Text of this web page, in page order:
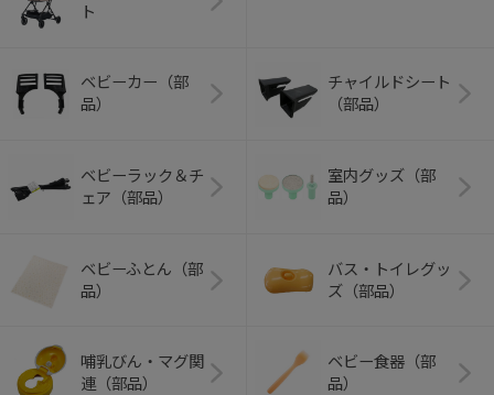
ト
ベビーカー（部
品）
チャイルドシート
（部品）
ベビーラック＆チ
ェア（部品）
室内グッズ（部
品）
ベビーふとん（部
品）
バス・トイレグッ
ズ（部品）
哺乳びん・マグ関
連（部品）
ベビー食器（部
品）